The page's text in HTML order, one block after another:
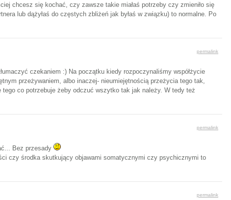
chcesz się kochać, czy zawsze takie miałaś potrzeby czy zmieniło się
lub dążyłaś do częstych zbliżeń jak byłaś w związku) to normalne. Po
permalink
czekaniem :) Na początku kiedy rozpoczynaliśmy współżycie
przeżywaniem, albo inaczej- nieumiejętnością przeżycia tego tak,
tego co potrzebuje żeby odczuć wszytko tak jak należy. W tedy też
permalink
Bez przesady
czy środka skutkujący objawami somatycznymi czy psychicznymi to
permalink